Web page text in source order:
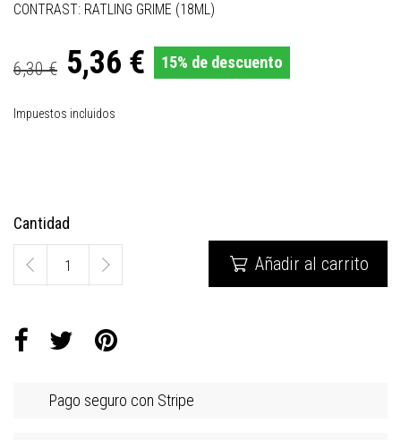
CONTRAST: RATLING GRIME (18ML)
6,30 € 5,36 € 15% de descuento
Impuestos incluidos
Cantidad
 Añadir al carrito
Pago seguro con Stripe